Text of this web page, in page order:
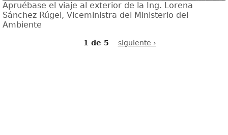
Apruébase el viaje al exterior de la Ing. Lorena
Sánchez Rúgel, Viceministra del Ministerio del
Ambiente
1 de 5 siguiente ›